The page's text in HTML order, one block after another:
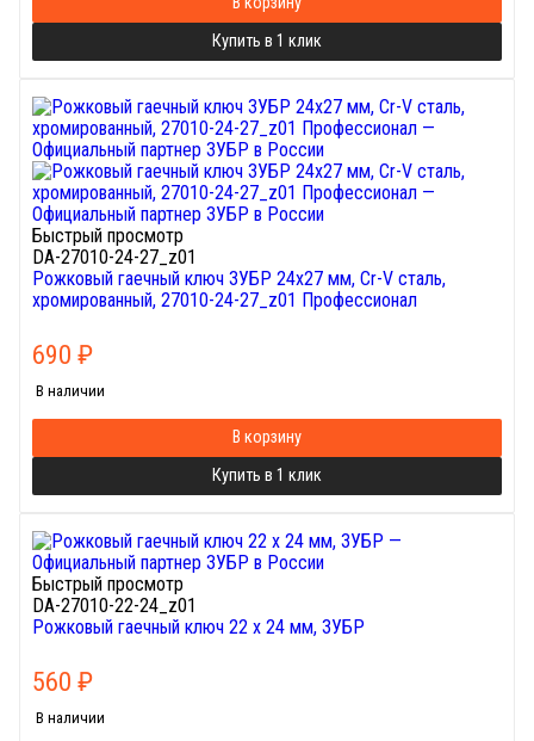
Купить в 1 клик
Быстрый просмотр
DA-27010-24-27_z01
Рожковый гаечный ключ ЗУБР 24х27 мм, Cr-V сталь,
хромированный, 27010-24-27_z01 Профессионал
690 ₽
В наличии
В корзину
Купить в 1 клик
Быстрый просмотр
DA-27010-22-24_z01
Рожковый гаечный ключ 22 x 24 мм, ЗУБР
560 ₽
В наличии